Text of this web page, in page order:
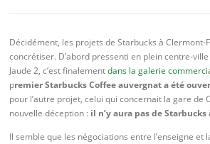
Décidément, les projets de Starbucks à Clermont-
concrétiser. D’abord pressenti en plein centre-
Jaude 2, c’est finalementdans la galerie
premier Starbucks Coffee auvergnat a été
pour l’autre projet, celui qui concernait la gare de
nouvelle déception : il n’y aura pas de Starbucks
Il semble que les négociations entre l’enseigne et